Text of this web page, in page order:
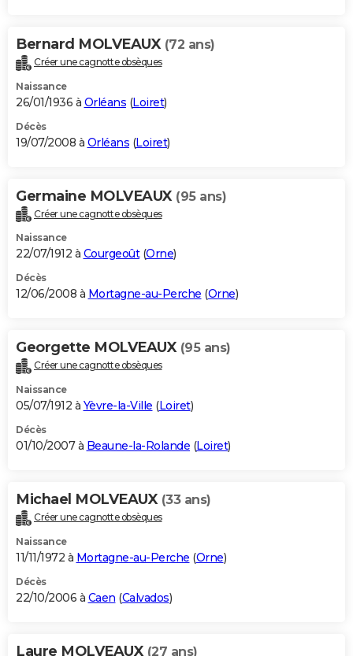
Bernard MOLVEAUX (72 ans)
Créer une cagnotte obsèques
Naissance
26/01/1936 à Orléans (Loiret)
Décès
19/07/2008 à Orléans (Loiret)
Germaine MOLVEAUX (95 ans)
Créer une cagnotte obsèques
Naissance
22/07/1912 à Courgeoût(Orne)
Décès
12/06/2008 à Mortagne-au-Perche (Orne)
Georgette MOLVEAUX (95 ans)
Créer une cagnotte obsèques
Naissance
05/07/1912 à Yèvre-la-Ville (Loiret)
Décès
01/10/2007 à Beaune-la-Rolande (Loiret)
Michael MOLVEAUX (33 ans)
Créer une cagnotte obsèques
Naissance
11/11/1972 à Mortagne-au-Perche (Orne)
Décès
22/10/2006 à Caen (Calvados)
Laure MOLVEAUX (27 ans)